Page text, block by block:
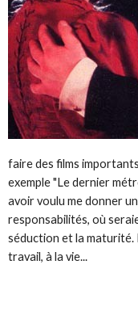
faire des films
exemple "Le dernier
avoir voulu me donner
responsabilités, où
séduction et la
travail, à la vie...